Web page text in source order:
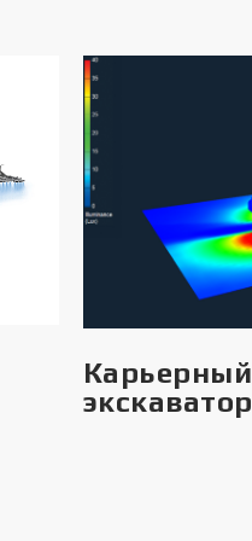
Карьерный
экскаватор